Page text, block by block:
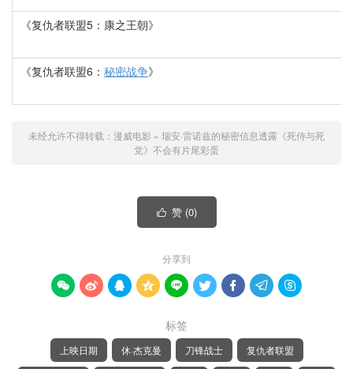
《复仇者联盟5：康之王朝》
《复仇者联盟6： 秘密战争》
未经允许不得转载： 漫威电影 » 瑞安·雷诺兹的秘密信息透露《死侍与死
党》不会有片尾彩蛋
 赞 (0)
分享到
        
标签
上映日期 休·杰克曼 刀锋战士 复仇者联盟